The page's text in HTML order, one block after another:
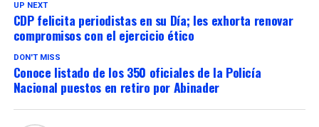
UP NEXT
CDP felicita periodistas en su Día; les exhorta renovar
compromisos con el ejercicio ético
DON'T MISS
Conoce listado de los 350 oficiales de la Policía
Nacional puestos en retiro por Abinader